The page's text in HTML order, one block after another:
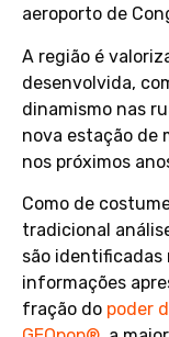
aeroporto de
A região é
desenvolvida,
dinamismo nas
nova estação de
nos próximos
Como de
tradicional
são identificadas
informações
fração do poder